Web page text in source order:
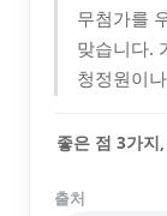
무첨가를
맞습니다.
청정원이
좋은 점 3가지
출처